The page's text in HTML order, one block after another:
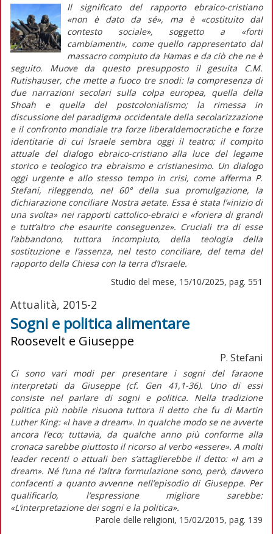
Il significato del rapporto ebraico-cristiano
«non è dato da sé», ma è «costituito dal
contesto sociale», soggetto a «forti
cambiamenti», come quello rappresentato dal
massacro compiuto da Hamas e da ciò che ne è
seguito. Muove da questo presupposto il gesuita C.M.
Rutishauser, che mette a fuoco tre snodi: la compresenza di
due narrazioni secolari sulla colpa europea, quella della
Shoah e quella del postcolonialismo; la rimessa in
discussione del paradigma occidentale della secolarizzazione
e il confronto mondiale tra forze liberaldemocratiche e forze
identitarie di cui Israele sembra oggi il teatro; il compito
attuale del dialogo ebraico-cristiano alla luce del legame
storico e teologico tra ebraismo e cristianesimo. Un dialogo
oggi urgente e allo stesso tempo in crisi, come afferma P.
Stefani, rileggendo, nel 60° della sua promulgazione, la
dichiarazione conciliare Nostra aetate. Essa è stata l’«inizio di
una svolta» nei rapporti cattolico-ebraici e «foriera di grandi
e tutt’altro che esaurite conseguenze». Cruciali tra di esse
l’abbandono, tuttora incompiuto, della teologia della
sostituzione e l’assenza, nel testo conciliare, del tema del
rapporto della Chiesa con la terra d’Israele.
Studio del mese, 15/10/2025, pag. 551
Attualità, 2015-2
Sogni e politica alimentare
Roosevelt e Giuseppe
P. Stefani
Ci sono vari modi per presentare i sogni del faraone
interpretati da Giuseppe (cf. Gen 41,1-36). Uno di essi
consiste nel parlare di sogni e politica. Nella tradizione
politica più nobile risuona tuttora il detto che fu di Martin
Luther King: «I have a dream». In qualche modo se ne avverte
ancora l’eco; tuttavia, da qualche anno più conforme alla
cronaca sarebbe piuttosto il ricorso al verbo «essere». A molti
leader recenti o attuali ben s’attaglierebbe il detto: «I am a
dream». Né l’una né l’altra formulazione sono, però, davvero
confacenti a quanto avvenne nell’episodio di Giuseppe. Per
qualificarlo, l’espressione migliore sarebbe:
«L’interpretazione dei sogni e la politica».
Parole delle religioni, 15/02/2015, pag. 139